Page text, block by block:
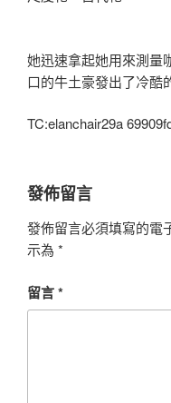
她迅速拿起她用來測量
口的牛土豪發出了冷酷
TC:elanchair29a
發佈留言
發佈留言必須填寫的電
示為 *
留言*